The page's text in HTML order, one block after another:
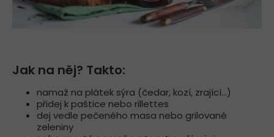
Jak na něj? Takto:
namaž na plátek sýra (čedar, kozí, zrající...)
přidej k paštice nebo rillettes
dej vedle pečeného masa nebo grilované
zeleniny